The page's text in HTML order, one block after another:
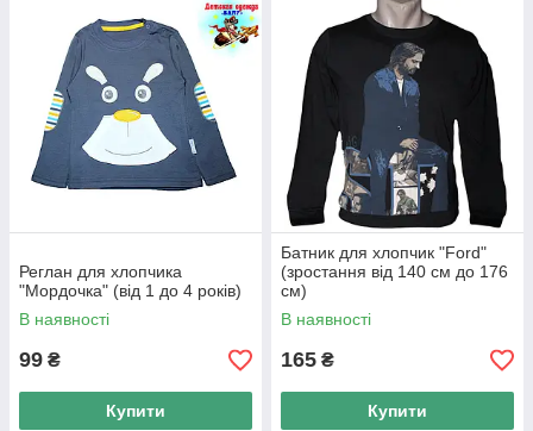
Реглан для хлопчика
"Мордочка" (від 1 до 4 років)
В наявності
99 ₴
Купити
Батник для хлопчик "Ford"
(зростання від 140 см до 176
см)
В наявності
165 ₴
Купити